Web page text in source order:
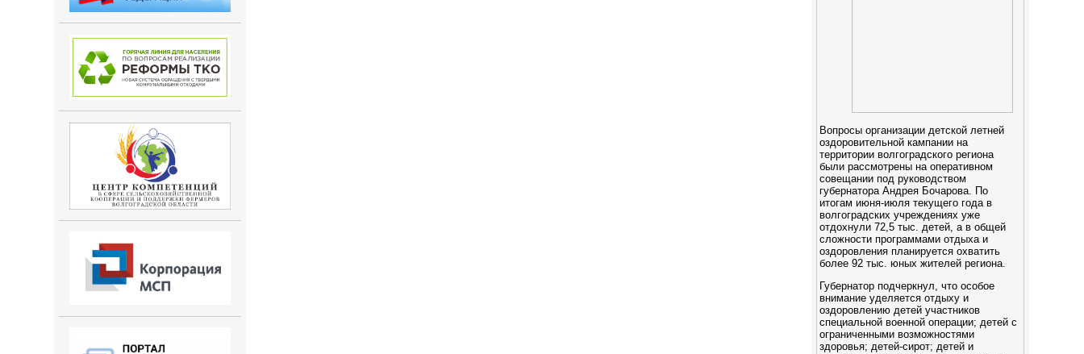
Вопросы организации детской летней
оздоровительной кампании на
территории волгоградского региона
были рассмотрены на оперативном
совещании под руководством
губернатора Андрея Бочарова. По
итогам июня-июля текущего года в
волгоградских учреждениях уже
отдохнули 72,5 тыс. детей, а в общей
сложности программами отдыха и
оздоровления планируется охватить
более 92 тыс. юных жителей региона.
Губернатор подчеркнул, что особое
внимание уделяется отдыху и
оздоровлению детей участников
специальной военной операции; детей с
ограниченными возможностями
здоровья; детей-сирот; детей и